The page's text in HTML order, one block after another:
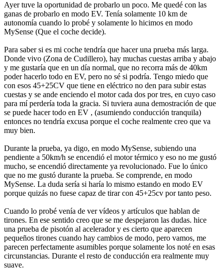
Ayer tuve la oportunidad de probarlo un poco. Me quedé con las
ganas de probarlo en modo EV. Tenía solamente 10 km de
autonomía cuando lo probé y solamente lo hicimos en modo
MySense (Que el coche decide).
Para saber si es mi coche tendría que hacer una prueba más larga.
Donde vivo (Zona de Cudillero), hay muchas cuestas arriba y abajo
y me gustaría que en un día normal, que no recorra más de 40km
poder hacerlo todo en EV, pero no sé si podría. Tengo miedo que
con esos 45+25CV que tiene en eléctrico no den para subir estas
cuestas y se ande enciendo el motor cada dos por tres, en cuyo caso
para mí perdería toda la gracia. Si tuviera auna demostración de que
se puede hacer todo en EV , (asumiendo conducción tranquila)
entonces no tendría excusa porque el coche realmente creo que va
muy bien.
Durante la prueba, ya digo, en modo MySense, subiendo una
pendiente a 50km/h se encendió el motor térmico y eso no me gustó
mucho, se encendió directamente ya revolucionado. Fue lo único
que no me gustó durante la prueba. Se comprende, en modo
MySense. La duda sería si haría lo mismo estando en modo EV
porque quizás no fuese capaz de tirar con 45+25cv por tanto peso.
Cuando lo probé venía de ver vídeos y artículos que hablan de
tirones. En ese sentido creo que se me despejaron las dudas. hice
una prueba de pisotón al acelerador y es cierto que aparecen
pequeños tirones cuando hay cambios de modo, pero vamos, me
parecen perfectamente asumibles porque solamente los noté en esas
circunstancias. Durante el resto de conducción era realmente muy
suave.